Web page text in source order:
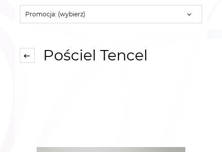
Promocja: (wybierz)
Pościel Tencel